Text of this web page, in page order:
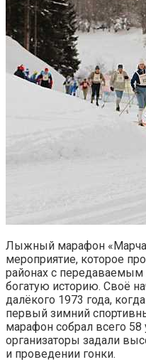
Лыжный марафон
мероприятие, которое
районах с
богатую историю. Своё
далёкого 1973 года,
первый зимний
марафон собрал всего 58
организаторы задали
и проведении гонки.